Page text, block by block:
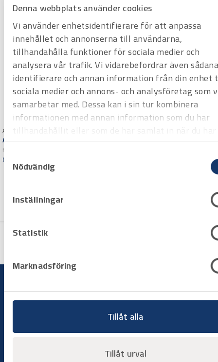
Denna webbplats använder cookies
Vi använder enhetsidentifierare för att anpassa
innehållet och annonserna till användarna,
tillhandahålla funktioner för sociala medier och
analysera vår trafik. Vi vidarebefordrar även sådana
identifierare och annan information från din enhet
sociala medier och annons- och analysföretag som
samarbetar med. Dessa kan i sin tur kombinera
informationen med annan information som du har
använt deras tjänster.
Samtyckesval
Nödvändig
Inställningar
Statistik
Marknadsföring
Tillåt alla
Tillåt urval
Art.nr 3816660
Arbetshandske Tegera 518
Köldisolerande
Offertpris
Hyr när du behöver det
Hyr utrustning när arbetet kräver det, utan att binda kapital